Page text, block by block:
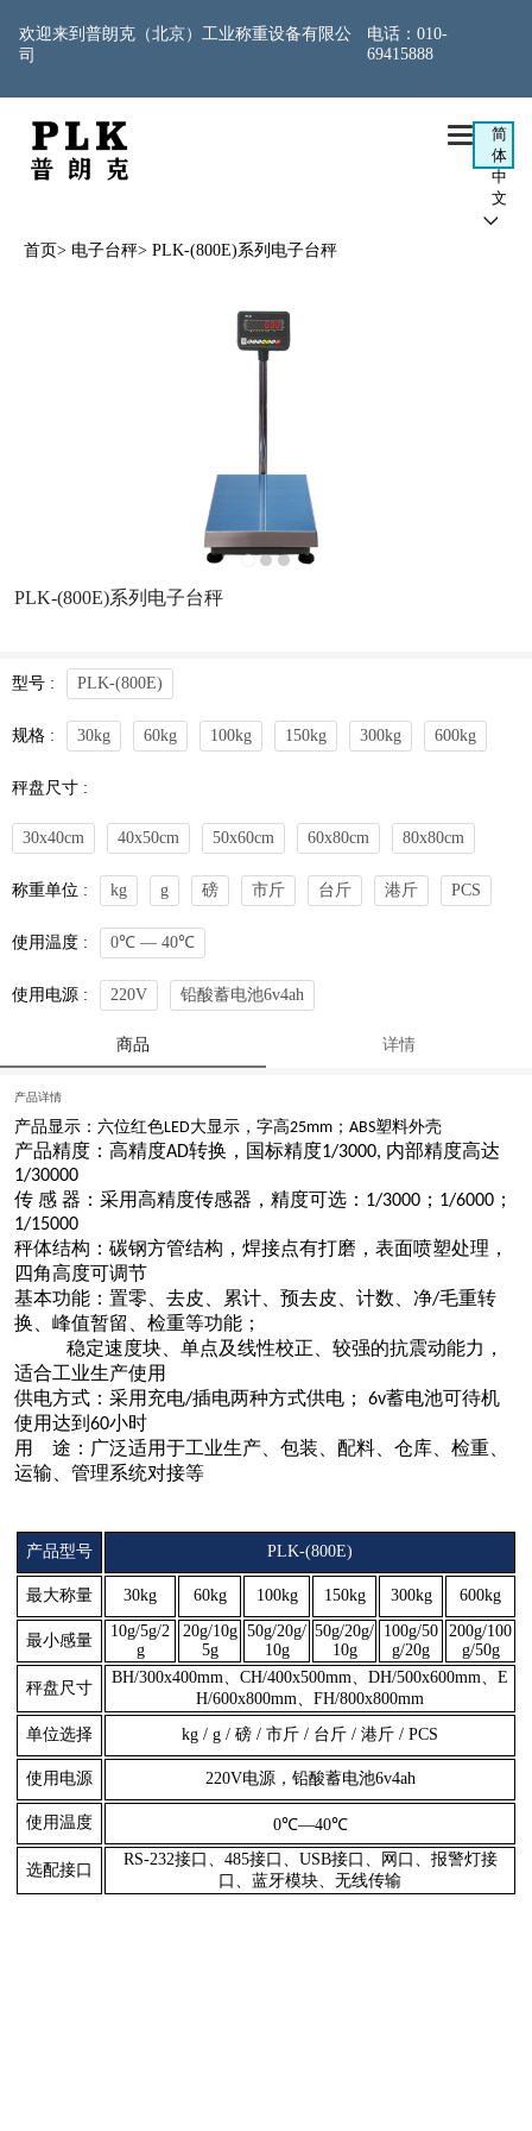
欢迎来到普朗克（北京）工业称重设备有限公
司
电话： 010-
69415888

简
体
中
文

首页> 电子台秤> PLK-(800E)系列电子台秤
PLK-(800E)系列电子台秤
型号 : PLK-(800E)
规格 : 30kg 60kg 100kg 150kg 300kg 600kg
秤盘尺寸 :
30x40cm 40x50cm 50x60cm 60x80cm 80x80cm
称重单位 : kg g 磅 市斤 台斤 港斤 PCS
使用温度 : 0℃ — 40℃
使用电源 : 220V 铅酸蓄电池6v4ah
商品 详情
产品详情
产品显示：六位红色LED大显示，字高25mm ； ABS塑料外壳
产品精度：高精度AD转换，国标精度1/3000, 内部精度高达
1/30000
传 感 器：采用高精度传感器，精度可选： 1/3000 ； 1/6000 ；
1/15000
秤体结构：碳钢方管结构，焊接点有打磨，表面喷塑处理，
四角高度可调节
基本功能：置零、去皮、累计、预去皮、计数、净/毛重转
换、峰值暂留、检重等功能；
稳定速度块、单点及线性校正、较强的抗震动能力，
适合工业生产使用
供电方式：采用充电/插电两种方式供电； 6v蓄电池可待机
使用达到 60小时
用 途：广泛适用于工业生产、包装、配料、仓库、检重、
运输、管理系统对接等
产品型号 PLK-(800E)
最大称量 30kg 60kg 100kg 150kg 300kg 600kg
最小感量
10g/5g/2
g
20g/10g
5g
50g/20g/
10g
50g/20g/
10g
100g/50
g/20g
200g/100
g/50g
秤盘尺寸
BH/300x400mm、CH/400x500mm、DH/500x600mm、E
H/600x800mm、FH/800x800mm
单位选择
kg / g / 磅 / 市斤 / 台斤 / 港斤 / PCS
使用电源 220V电源，铅酸蓄电池6v4ah
使用温度 0℃—40℃
选配接口
RS-232接口、485接口、USB接口、网口、报警灯接
口、蓝牙模块、无线传输